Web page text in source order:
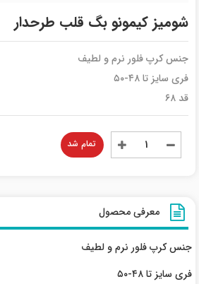
شومیز کیمونو بگ قلب طرحدار
جنس کرپ فلور نرم و لطیف
فری سایز تا ۴۸-۵۰
قد ۶۸
تمام شد
معرفی محصول
جنس کرپ فلور نرم و لطیف
فری سایز تا ۴۸-۵۰